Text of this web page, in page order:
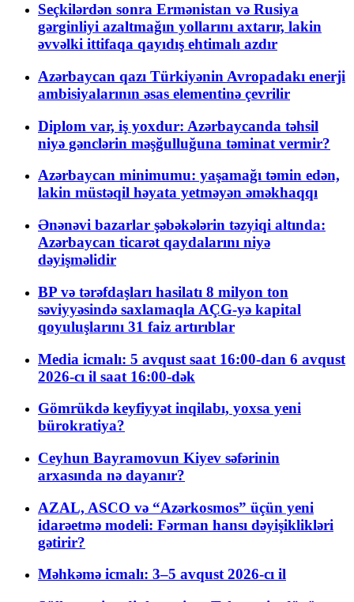
Seçkilərdən sonra Ermənistan və Rusiya
gərginliyi azaltmağın yollarını axtarır, lakin
əvvəlki ittifaqa qayıdış ehtimalı azdır
Azərbaycan qazı Türkiyənin Avropadakı enerji
ambisiyalarının əsas elementinə çevrilir
Diplom var, iş yoxdur: Azərbaycanda təhsil
niyə gənclərin məşğulluğuna təminat vermir?
Azərbaycan minimumu: yaşamağı təmin edən,
lakin müstəqil həyata yetməyən əməkhaqqı
Ənənəvi bazarlar şəbəkələrin təzyiqi altında:
Azərbaycan ticarət qaydalarını niyə
dəyişməlidir
BP və tərəfdaşları hasilatı 8 milyon ton
səviyyəsində saxlamaqla AÇG-yə kapital
qoyuluşlarını 31 faiz artırıblar
Media icmalı: 5 avqust saat 16:00-dan 6 avqust
2026-cı il saat 16:00-dək
Gömrükdə keyfiyyət inqilabı, yoxsa yeni
bürokratiya?
Ceyhun Bayramovun Kiyev səfərinin
arxasında nə dayanır?
AZAL, ASCO və “Azərkosmos” üçün yeni
idarəetmə modeli: Fərman hansı dəyişiklikləri
gətirir?
Məhkəmə icmalı: 3–5 avqust 2026-cı il